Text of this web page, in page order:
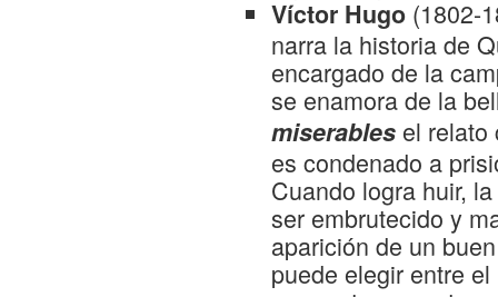
Víctor Hugo (1802-
narra la historia de
encargado de la
se enamora de la
miserables el relato
es condenado a
Cuando logra huir,
ser embrutecido y
aparición de un
puede elegir entre